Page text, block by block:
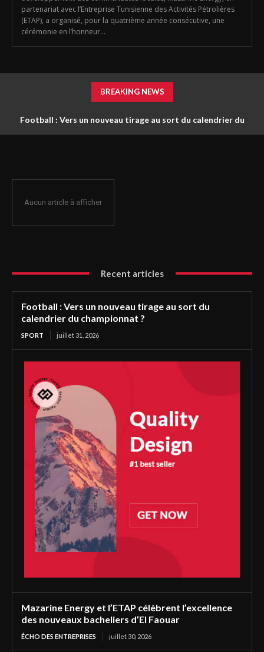
partenariat avec l’Entreprise Tunisienne des Activités Pétrolières
(ETAP), a organisé, pour la quatrième année consécutive, une
cérémonie en l’honneur...
BREAKING NEWS
Football : Vers un nouveau tirage au sort du calendrier du
Aucun article à afficher
Recent articles
Football : Vers un nouveau tirage au sort du
calendrier du championnat ?
SPORT juillet 31, 2026
Mazarine Energy et l’ETAP célèbrent l’excellence
des nouveaux bacheliers d’El Faouar
ÉCHO DES ENTREPRISES juillet 30, 2026